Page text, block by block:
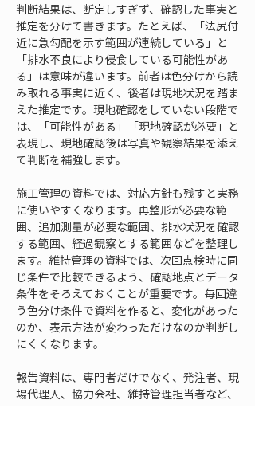
判断結果は、断定しすぎず、確認した事実と
推定を分けて書きます。たとえば、「法尻付
近に急勾配を示す範囲が連続している」と
「排水不良により侵食している可能性があ
る」は意味が違います。前者は色分けから読
み取れる事実に近く、後者は現地状況を踏ま
えた推定です。現地確認をしていない段階で
は、「可能性がある」「現地確認が必要」と
表現し、現地確認後は写真や観察結果を添え
て判断を補強します。
施工管理の資料では、対応方針も残すと実務
に使いやすくなります。再整形が必要な範
囲、追加測量が必要な範囲、排水状況を確認
する範囲、経過観察とする範囲などを整理し
ます。維持管理の資料では、次回点検時に同
じ条件で比較できるよう、確認地点とデータ
条件をそろえておくことが重要です。毎回違
う色分け条件で資料を作ると、変化があった
のか、表示方法が変わっただけなのか判断し
にくくなります。
報告資料は、専門者だけでなく、発注者、現
場代理人、協力会社、維持管理担当者など、
さまざまな立場の人が見る可能性がありま